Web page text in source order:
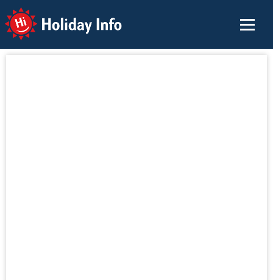
Holiday Info